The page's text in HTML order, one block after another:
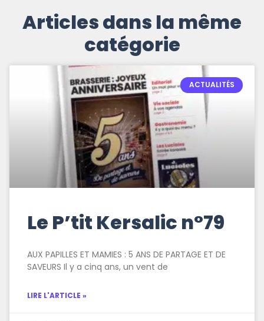
Articles dans la même
catégorie
ACTUALITÉS
Le P’tit Kersalic n°79
AUX PAPILLES ET MAMIES : 5 ANS DE PARTAGE ET DE
SAVEURS Il y a cinq ans, un vent de
LIRE L'ARTICLE »